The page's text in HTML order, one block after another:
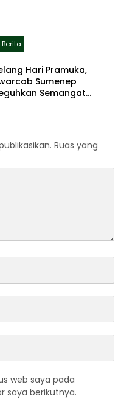
Berita
Hari Pramuka,
Sumenep
Semangat
Ruas yang
web saya pada
saya berikutnya.